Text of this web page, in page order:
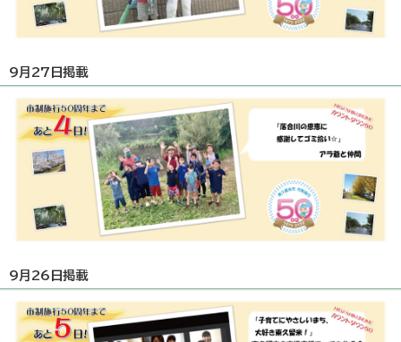
9月27日掲載
9月26日掲載